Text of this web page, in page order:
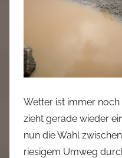
Wetter ist immer
zieht gerade wieder
nun die Wahl
riesigem Umweg